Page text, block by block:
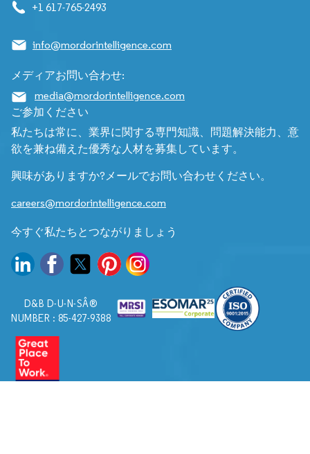
+1 617-765-2493
info@mordorintelligence.com
メディアお問い合わせ:
media@mordorintelligence.com
ご参加ください
私たちは常に、業界に関する専門知識、問題解決能力、意
欲を兼ね備えた優秀な人材を募集しています。
興味がありますか?メールでお問い合わせください。
careers@mordorintelligence.com
今すぐ私たちとつながりましょう
D&B D-U-N-SÂ®
NUMBER : 85-427-9388